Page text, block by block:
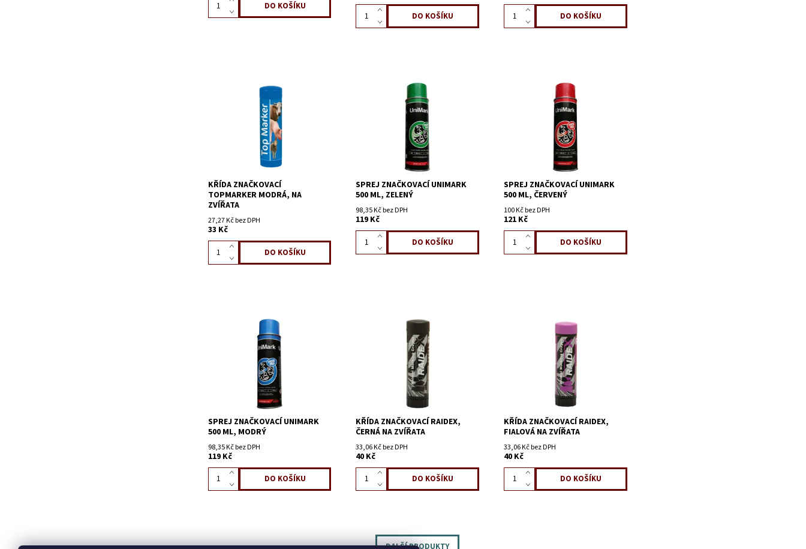
KŘÍDA ZNAČKOVACÍ
TOPMARKER MODRÁ, NA
ZVÍŘATA
27,27 Kč bez DPH
33 Kč
SPREJ ZNAČKOVACÍ UNIMARK
500 ML, ZELENÝ
98,35 Kč bez DPH
119 Kč
SPREJ ZNAČKOVACÍ UNIMARK
500 ML, ČERVENÝ
100 Kč bez DPH
121 Kč
SPREJ ZNAČKOVACÍ UNIMARK
500 ML, MODRÝ
98,35 Kč bez DPH
119 Kč
KŘÍDA ZNAČKOVACÍ RAIDEX,
ČERNÁ NA ZVÍŘATA
33,06 Kč bez DPH
40 Kč
KŘÍDA ZNAČKOVACÍ RAIDEX,
FIALOVÁ NA ZVÍŘATA
33,06 Kč bez DPH
40 Kč
DALŠÍ PRODUKTY